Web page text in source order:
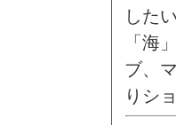
した
「海
ブ、
りシ